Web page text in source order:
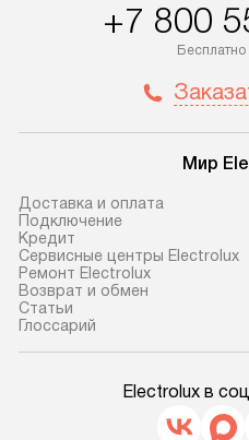
+7 800
Мир
Доставка и оплата
Подключение
Кредит
Сервисные центры Electrolux
Ремонт Electrolux
Возврат и обмен
Cтатьи
Глоссарий
Electrolux в